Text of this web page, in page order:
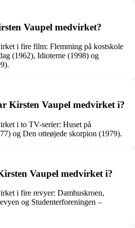
Vaupel medvirket?
i fire film: Flemming på kostskole
(1962), Idioterne (1998) og
Kirsten Vaupel medvirket i?
i to TV-serier: Huset på
og Den otteøjede skorpion (1979).
Vaupel medvirket i?
i fire revyer: Damhuskroen,
og Studenterforeningen –